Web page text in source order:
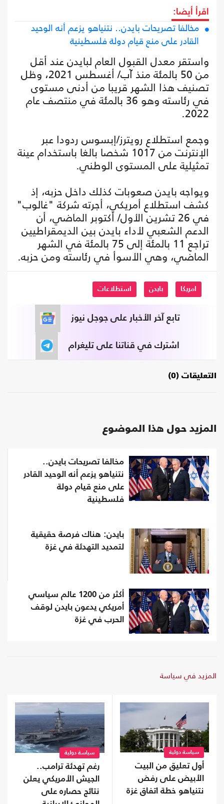
اقرأ أيضا:
مخالفا تصريحات بايدن.. نتنياهو يزعم أنه الوحيد
القادر على منع قيام دولة فلسطينية
واستقر معدل القبول العام لبايدن عند أقل
من 50 بالمئة منذ آب/ أغسطس 2021، وظل
تصنيف هذا الشهر قريبا من أدنى مستوى
في رئاسته وهو 36 بالمئة في منتصف عام
2022.
وجمع استطلاع رويترز/إبسوس ردودا عبر
الإنترنت من 1017 شخصا بالغا باستخدام عينة
تمثيلية على المستوى الوطني.
ويواجه بايدن صعوبات كذلك داخل حزبه، إذ
كشف استطلاع أمريكي، أجرته شركة "غالوب"
في 26 تشرين الأول/ أكتوبر الماضي، أن
الدعم الشعبي لأداء بايدن بين الديمقراطيين
تراجع 11 بالمئة إلى 75 بالمئة في الشهر
الماضي، وهي الأسوأ في رئاسته ومن حزبه.
امريكا بايدن استطلاعات
تابع آخر الأخبار على جوجل نيوز
اشترك في قناتنا على تليغرام
التعليقات (0)
المزيد حول هذا الموضوع
مخالفا تصريحات بايدن..
نتنياهو يزعم أنه الوحيد القادر
على منع قيام دولة
فلسطينية
بايدن: هناك فرصة حقيقية
لتمديد التهدئة في غزة
أكثر من 1200 عالم سياسي
أمريكي يدعون بايدن لوقف
الحرب في غزة
المزيد في سياسة
سياسة دولية
أول تعليق من البيت
الأبيض على رفض
نتنياهو خطة اتفاق غزة
سياسة دولية
رغم تهدئة ترامب..
الجيش الأمريكي يعلن
نتائج حصاره على